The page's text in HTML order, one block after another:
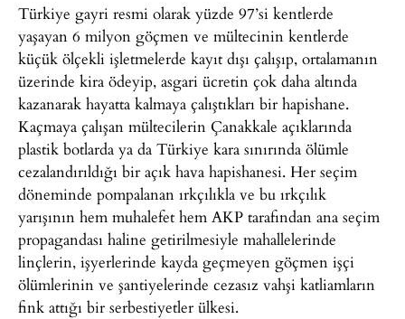
Türkiye gayri resmi olarak yüzde 97’si kentlerde
yaşayan 6 milyon göçmen ve mültecinin kentlerde
küçük ölçekli işletmelerde kayıt dışı çalışıp, ortalamanın
üzerinde kira ödeyip, asgari ücretin çok daha altında
kazanarak hayatta kalmaya çalıştıkları bir hapishane.
Kaçmaya çalışan mültecilerin Çanakkale açıklarında
plastik botlarda ya da Türkiye kara sınırında ölümle
cezalandırıldığı bir açık hava hapishanesi. Her seçim
döneminde pompalanan ırkçılıkla ve bu ırkçılık
yarışının hem muhalefet hem AKP tarafından ana seçim
propagandası haline getirilmesiyle mahallelerinde
linçlerin, işyerlerinde kayda geçmeyen göçmen işçi
ölümlerinin ve şantiyelerinde cezasız vahşi katliamların
fink attığı bir serbestiyetler ülkesi.